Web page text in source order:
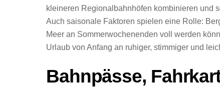
kleineren Regionalbahnhöfen kombinieren und
Auch saisonale Faktoren spielen eine Rolle:
Meer an Sommerwochenenden voll werden
Urlaub von Anfang an ruhiger, stimmiger und
Bahnpässe,